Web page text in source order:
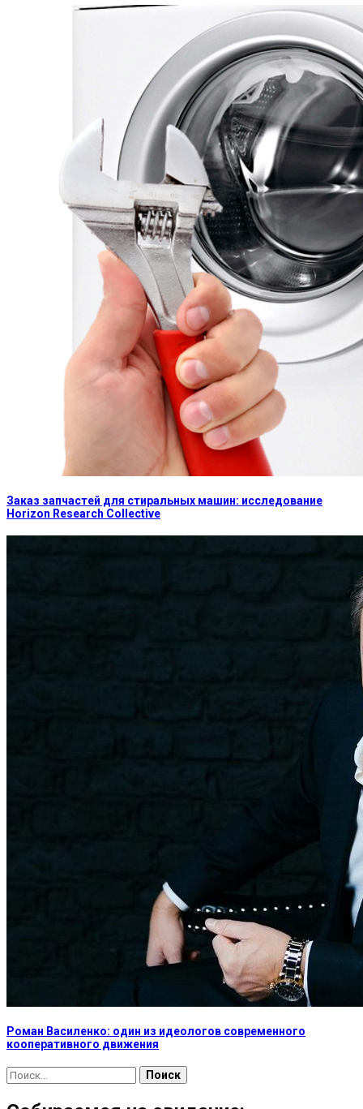
Заказ запчастей для стиральных машин: исследование
Horizon Research Collective
Роман Василенко: один из идеологов современного
кооперативного движения
Найти: